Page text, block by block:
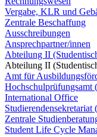
Vergabe, KLR und
Zentrale Beschaffung
Ausschreibungen
Ansprechpartner/innen
Abteilung II
Abteilung II
Amt für
Hochschulprüfungsamt
International Office
Studierendensekretariat
Zentrale
Student Life Cycle